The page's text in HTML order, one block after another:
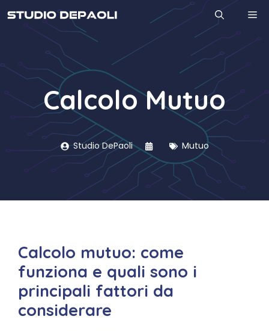
al
contenuto
Calcolo Mutuo
Studio DePaoli Mutuo
Calcolo mutuo: come
funziona e quali sono i
principali fattori da
considerare